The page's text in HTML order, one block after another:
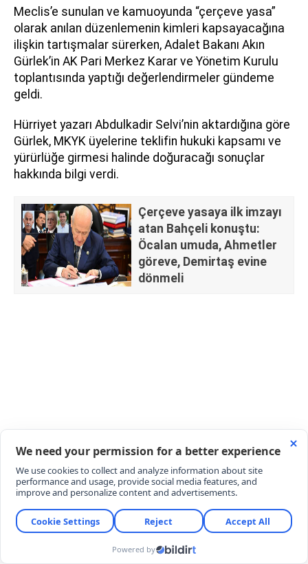
Meclis’e sunulan ve kamuoyunda “çerçeve yasa”
olarak anılan düzenlemenin kimleri kapsayacağına
ilişkin tartışmalar sürerken, Adalet Bakanı Akın
Gürlek’in AK Pari Merkez Karar ve Yönetim Kurulu
toplantısında yaptığı değerlendirmeler gündeme
geldi.
Hürriyet yazarı Abdulkadir Selvi’nin aktardığına göre
Gürlek, MKYK üyelerine teklifin hukuki kapsamı ve
yürürlüğe girmesi halinde doğuracağı sonuçlar
hakkında bilgi verdi.
Çerçeve yasaya ilk imzayı
atan Bahçeli konuştu:
Öcalan umuda, Ahmetler
göreve, Demirtaş evine
dönmeli
GÜRLEK: DEMİRTAŞ BU YASADAN